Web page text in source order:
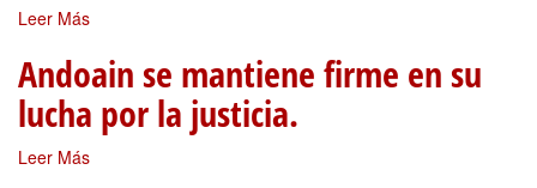
Leer Más
Andoain se mantiene firme en su
lucha por la justicia.
Leer Más